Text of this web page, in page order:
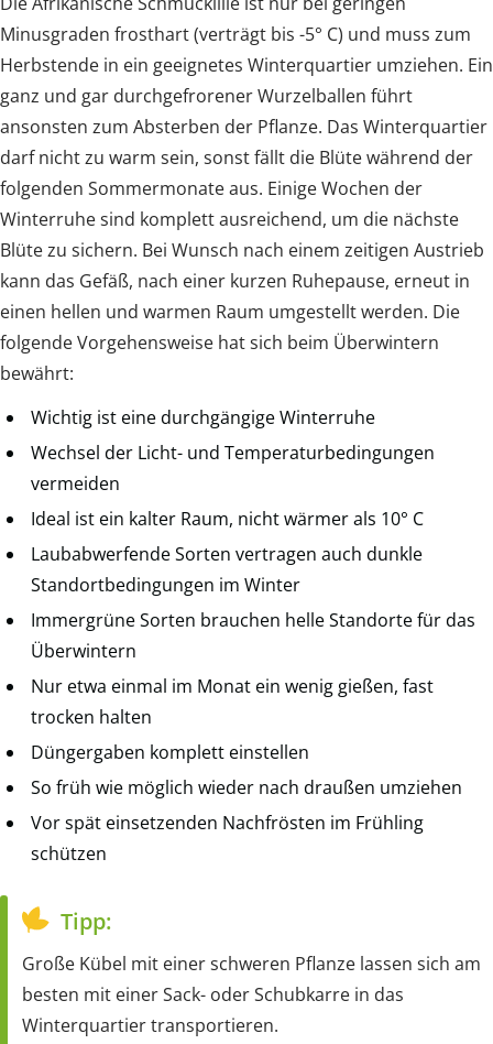
Minusgraden frosthart (verträgt bis -5° C) und muss zum
Herbstende in ein geeignetes Winterquartier umziehen. Ein
ganz und gar durchgefrorener Wurzelballen führt
ansonsten zum Absterben der Pflanze. Das Winterquartier
darf nicht zu warm sein, sonst fällt die Blüte während der
folgenden Sommermonate aus. Einige Wochen der
Winterruhe sind komplett ausreichend, um die nächste
Blüte zu sichern. Bei Wunsch nach einem zeitigen Austrieb
kann das Gefäß, nach einer kurzen Ruhepause, erneut in
einen hellen und warmen Raum umgestellt werden. Die
folgende Vorgehensweise hat sich beim Überwintern
bewährt:
Wichtig ist eine durchgängige Winterruhe
Wechsel der Licht- und Temperaturbedingungen
vermeiden
Ideal ist ein kalter Raum, nicht wärmer als 10° C
Laubabwerfende Sorten vertragen auch dunkle
Standortbedingungen im Winter
Immergrüne Sorten brauchen helle Standorte für das
Überwintern
Nur etwa einmal im Monat ein wenig gießen, fast
trocken halten
Düngergaben komplett einstellen
So früh wie möglich wieder nach draußen umziehen
Vor spät einsetzenden Nachfrösten im Frühling
schützen
Tipp:
Große Kübel mit einer schweren Pflanze lassen sich am
besten mit einer Sack- oder Schubkarre in das
Winterquartier transportieren.